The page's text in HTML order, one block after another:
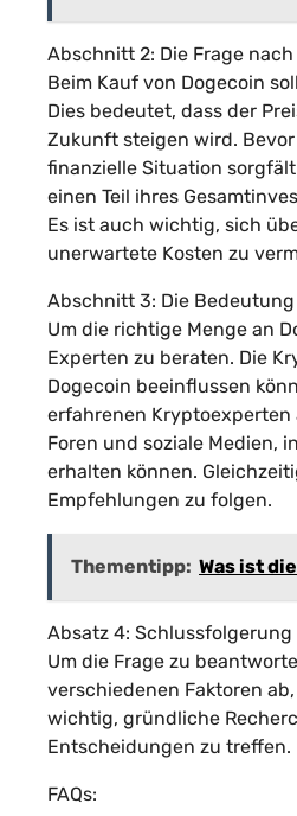
Abschnitt 2: Die Frage
Beim Kauf von Dogecoin
Dies bedeutet, dass der
Zukunft steigen wird.
finanzielle Situation
einen Teil ihres
Es ist auch wichtig, sich
unerwartete Kosten zu
Abschnitt 3: Die
Um die richtige Menge an
Experten zu beraten. Die
Dogecoin beeinflussen
erfahrenen
Foren und soziale Medien,
erhalten können.
Empfehlungen zu folgen.
Thementipp: Was ist
Absatz 4: Schlussfolgerung
Um die Frage zu
verschiedenen Faktoren
wichtig, gründliche
Entscheidungen zu treffen.
FAQs: